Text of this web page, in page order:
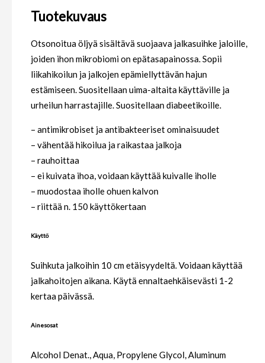
Tuotekuvaus
Otsonoitua öljyä sisältävä suojaava jalkasuihke jaloille,
joiden ihon mikrobiomi on epätasapainossa. Sopii
liikahikoilun ja jalkojen epämiellyttävän hajun
estämiseen. Suositellaan uima-altaita käyttäville ja
urheilun harrastajille. Suositellaan diabeetikoille.
– antimikrobiset ja antibakteeriset ominaisuudet
– vähentää hikoilua ja raikastaa jalkoja
– rauhoittaa
– ei kuivata ihoa, voidaan käyttää kuivalle iholle
– muodostaa iholle ohuen kalvon
– riittää n. 150 käyttökertaan
Käyttö
Suihkuta jalkoihin 10 cm etäisyydeltä. Voidaan käyttää
jalkahoitojen aikana. Käytä ennaltaehkäisevästi 1-2
kertaa päivässä.
Ainesosat
Alcohol Denat., Aqua, Propylene Glycol, Aluminum